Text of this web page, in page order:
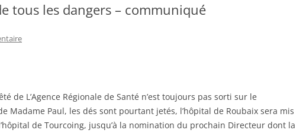
COMPTE RENDU DU CONGRÈS –
DOCUMENT D’ORIENTATIONS
DÉFINITIF VOTÉ ET AMENDÉ AU
14ÈME CONGRÈS
tous les dangers – communiqué
de L’Agence Régionale de Santé n’est toujours pas sorti sur le
Madame Paul, les dés sont pourtant jetés, l’hôpital de Roubaix sera mis
de Tourcoing, jusqu’à la nomination du prochain Directeur dont la